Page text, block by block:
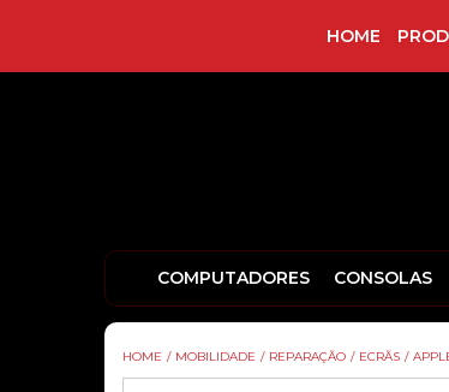
HOME
COMPUTADORES CONSOLAS
HOME / MOBILIDADE / REPARAÇÃO / ECRÃS /